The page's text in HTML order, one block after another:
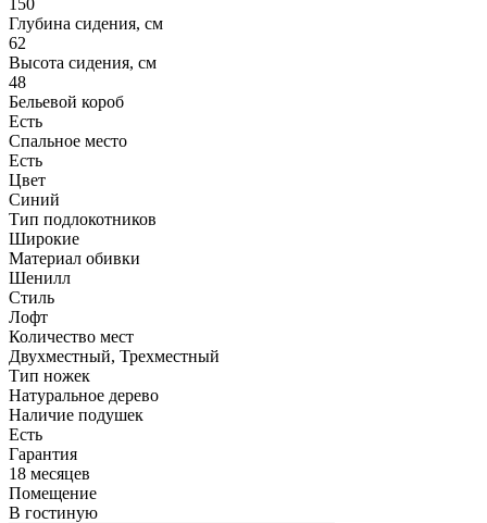
Глубина сидения, см
62
Высота сидения, см
48
Бельевой короб
Есть
Спальное место
Есть
Цвет
Синий
Тип подлокотников
Широкие
Материал обивки
Шенилл
Стиль
Лофт
Количество мест
Двухместный, Трехместный
Тип ножек
Натуральное дерево
Наличие подушек
Есть
Гарантия
18 месяцев
Помещение
В гостиную